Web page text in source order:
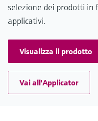
selezione dei prodotti
applicativi.
Visualizza il prodotto
Vai all'Applicator